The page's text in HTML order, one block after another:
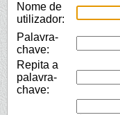
Nome de
utilizador:
Palavra-
chave:
Repita a
palavra-
chave: